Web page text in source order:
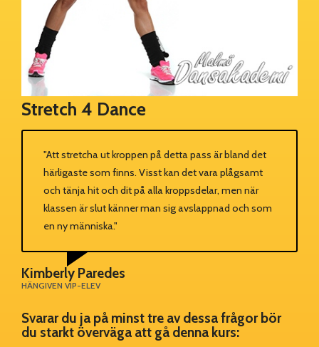
Stretch 4 Dance
"Att stretcha ut kroppen på detta pass är bland det
härligaste som finns. Visst kan det vara plågsamt
och tänja hit och dit på alla kroppsdelar, men när
klassen är slut känner man sig avslappnad och som
en ny människa."
Kimberly Paredes
HÄNGIVEN VIP-ELEV
Svarar du ja på minst tre av dessa frågor bör
du starkt överväga att gå denna kurs: